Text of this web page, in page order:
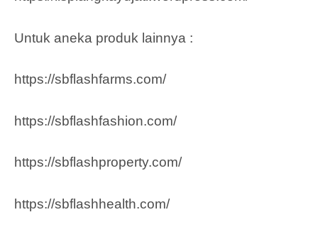
Untuk aneka produk lainnya :
https://sbflashfarms.com/
https://sbflashfashion.com/
https://sbflashproperty.com/
https://sbflashhealth.com/